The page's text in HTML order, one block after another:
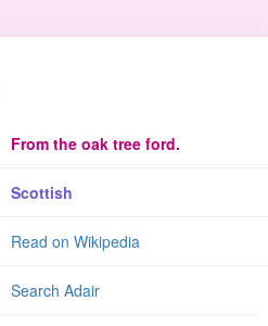
From the oak tree ford.
Scottish
Read on Wikipedia
Search Adair